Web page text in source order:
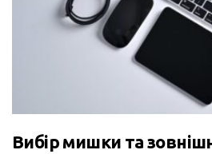
Вибір мишки та